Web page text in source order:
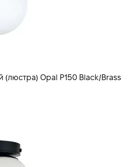
(люстра) Opal P150 Black/Brass